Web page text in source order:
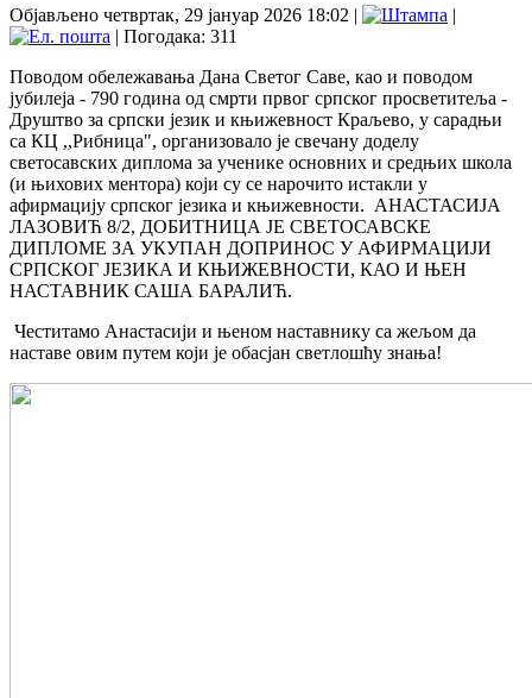
Објављено четвртак, 29 јануар 2026 18:02 |
|
| Погодака: 311
Поводом обележавања Дана Светог Саве, као и поводом
јубилеја - 790 година од смрти првог српског просветитеља -
Друштво за српски језик и књижевност Краљево, у сарадњи
са КЦ ,,Рибница", организовало је свечану доделу
светосавских диплома за ученике основних и средњих школа
(и њихових ментора) који су се нарочито истакли у
афирмацију српског језика и књижевности. АНАСТАСИЈА
ЛАЗОВИЋ 8/2, ДОБИТНИЦА ЈЕ СВЕТОСАВСКЕ
ДИПЛОМЕ ЗА УКУПАН ДОПРИНОС У АФИРМАЦИЈИ
СРПСКОГ ЈЕЗИКА И КЊИЖЕВНОСТИ, КАО И ЊЕН
НАСТАВНИК САША БАРАЛИЋ.
Честитамо Анастасији и њеном наставнику са жељом да
наставе овим путем који је обасјан светлошћу знања!